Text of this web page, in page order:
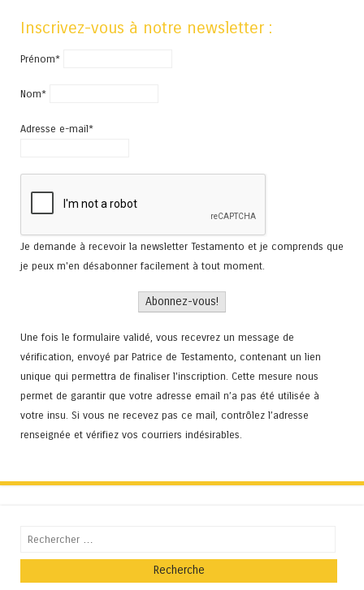
Inscrivez-vous à notre newsletter :
Prénom*
Nom*
Adresse e-mail*
Je demande à recevoir la newsletter Testamento et je comprends que
je peux m'en désabonner facilement à tout moment.
Une fois le formulaire validé, vous recevrez un message de
vérification, envoyé par Patrice de Testamento, contenant un lien
unique qui permettra de finaliser l'inscription. Cette mesure nous
permet de garantir que votre adresse email n’a pas été utilisée à
votre insu. Si vous ne recevez pas ce mail, contrôlez l’adresse
renseignée et vérifiez vos courriers indésirables.
Recherche